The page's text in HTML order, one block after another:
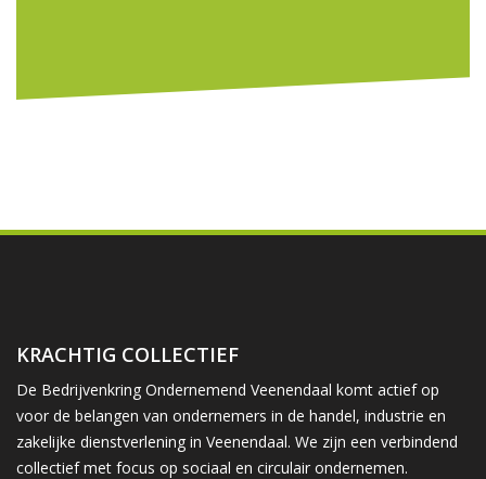
KRACHTIG COLLECTIEF
De Bedrijvenkring Ondernemend Veenendaal komt actief op
voor de belangen van ondernemers in de handel, industrie en
zakelijke dienstverlening in Veenendaal. We zijn een verbindend
collectief met focus op sociaal en circulair ondernemen.